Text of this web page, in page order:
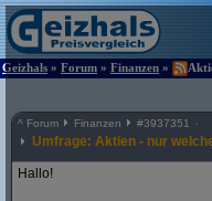
Geizhals » Forum » Finanzen »
^ Forum Finanzen #3937351
Umfrage: Aktien - nur
Hallo!